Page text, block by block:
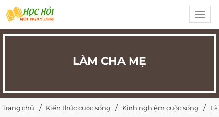
LÀM CHA MẸ
Trang chủ Kiến thức cuộc sống Kinh nghiệm cuộc sống